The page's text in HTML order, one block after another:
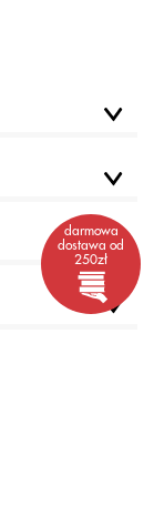
darmowa
dostawa od
250zł